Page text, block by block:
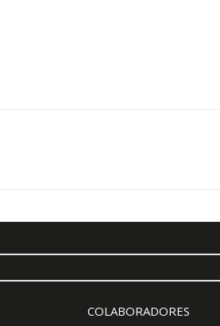
COLABORADORES